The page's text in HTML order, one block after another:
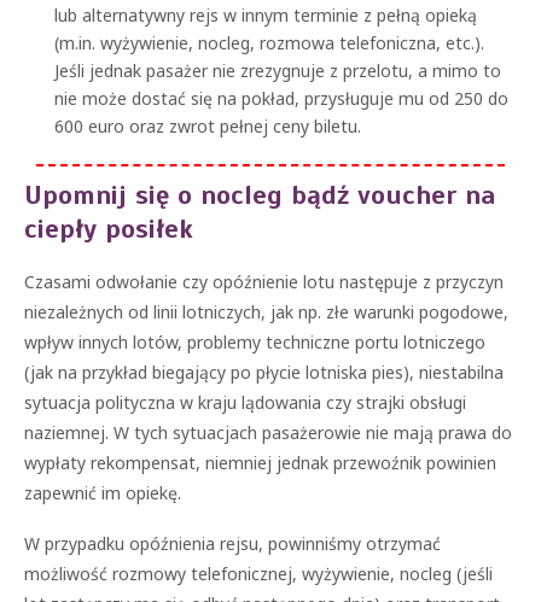
lub alternatywny rejs w innym terminie z pełną opieką
(m.in. wyżywienie, nocleg, rozmowa telefoniczna, etc.).
Jeśli jednak pasażer nie zrezygnuje z przelotu, a mimo to
nie może dostać się na pokład, przysługuje mu od 250 do
600 euro oraz zwrot pełnej ceny biletu.
Upomnij się o nocleg bądź voucher na
ciepły posiłek
Czasami odwołanie czy opóźnienie lotu następuje z przyczyn
niezależnych od linii lotniczych, jak np. złe warunki pogodowe,
wpływ innych lotów, problemy techniczne portu lotniczego
(jak na przykład biegający po płycie lotniska pies), niestabilna
sytuacja polityczna w kraju lądowania czy strajki obsługi
naziemnej. W tych sytuacjach pasażerowie nie mają prawa do
wypłaty rekompensat, niemniej jednak przewoźnik powinien
zapewnić im opiekę.
W przypadku opóźnienia rejsu, powinniśmy otrzymać
możliwość rozmowy telefonicznej, wyżywienie, nocleg (jeśli